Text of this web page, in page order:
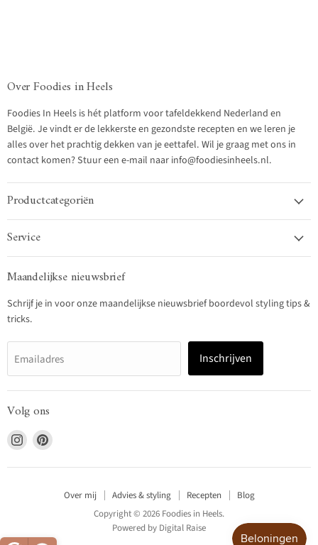
Over Foodies in Heels
Foodies In Heels is hét platform voor tafeldekkend Nederland en
België. Je vindt er de lekkerste en gezondste recepten en we leren je
alles over het prachtig dekken van je eettafel. Wil je graag met ons in
contact komen? Stuur een e-mail naar info@foodiesinheels.nl.
Productcategoriën
Service
Maandelijkse nieuwsbrief
Schrijf je in voor onze maandelijkse nieuwsbrief boordevol styling tips &
tricks.
Emailadres Inschrijven
Volg ons
Vind
ons
op
Vind
op
Over mij Advies & styling Recepten
Blog
Copyright © 2026 Foodies in Heels.
Powered by Digital Raise